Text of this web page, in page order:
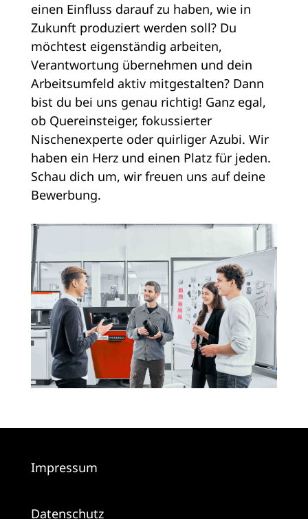
einen Einfluss darauf zu haben, wie in
Zukunft produziert werden soll? Du
möchtest eigenständig arbeiten,
Verantwortung übernehmen und dein
Arbeitsumfeld aktiv mitgestalten? Dann
bist du bei uns genau richtig! Ganz egal,
ob Quereinsteiger, fokussierter
Nischenexperte oder quirliger Azubi. Wir
haben ein Herz und einen Platz für jeden.
Schau dich um, wir freuen uns auf deine
Bewerbung.
Impressum
Datenschutz